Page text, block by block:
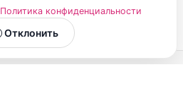
Политика конфиденциальности
Отклонить